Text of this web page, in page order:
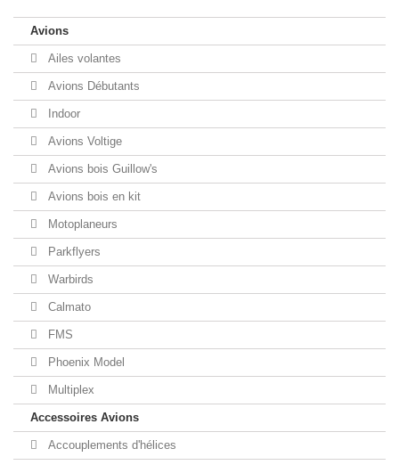
Avions
Ailes volantes
Avions Débutants
Indoor
Avions Voltige
Avions bois Guillow's
Avions bois en kit
Motoplaneurs
Parkflyers
Warbirds
Calmato
FMS
Phoenix Model
Multiplex
Accessoires Avions
Accouplements d'hélices